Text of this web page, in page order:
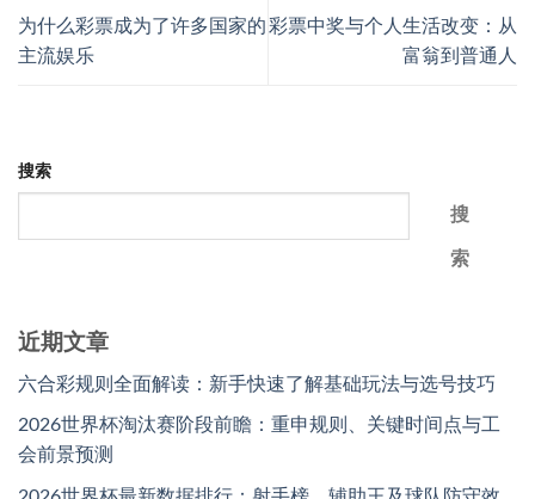
为什么彩票成为了许多国家的
主流娱乐
彩票中奖与个人生活改变：从
富翁到普通人
搜索
搜
索
近期文章
六合彩规则全面解读：新手快速了解基础玩法与选号技巧
2026世界杯淘汰赛阶段前瞻：重申规则、关键时间点与工
会前景预测